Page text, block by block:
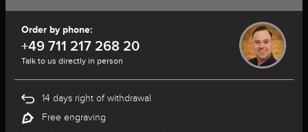
Order by phone:
+49 711 217 268 20
Talk to us directly in person
14 days right of withdrawal
Free engraving